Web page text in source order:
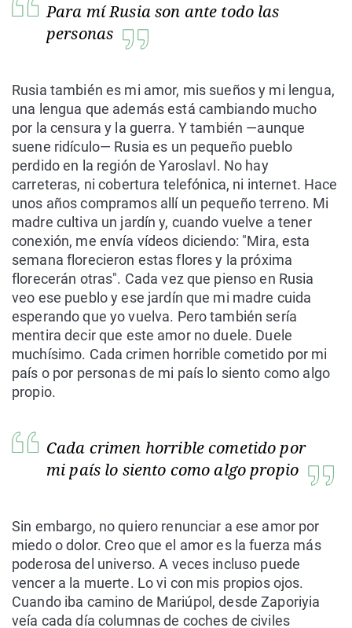
Para mí Rusia son ante todo las
personas
Rusia también es mi amor, mis sueños y mi lengua,
una lengua que además está cambiando mucho
por la censura y la guerra. Y también —aunque
suene ridículo— Rusia es un pequeño pueblo
perdido en la región de Yaroslavl. No hay
carreteras, ni cobertura telefónica, ni internet. Hace
unos años compramos allí un pequeño terreno. Mi
madre cultiva un jardín y, cuando vuelve a tener
conexión, me envía vídeos diciendo: "Mira, esta
semana florecieron estas flores y la próxima
florecerán otras". Cada vez que pienso en Rusia
veo ese pueblo y ese jardín que mi madre cuida
esperando que yo vuelva. Pero también sería
mentira decir que este amor no duele. Duele
muchísimo. Cada crimen horrible cometido por mi
país o por personas de mi país lo siento como algo
propio.
Cada crimen horrible cometido por
mi país lo siento como algo propio
Sin embargo, no quiero renunciar a ese amor por
miedo o dolor. Creo que el amor es la fuerza más
poderosa del universo. A veces incluso puede
vencer a la muerte. Lo vi con mis propios ojos.
Cuando iba camino de Mariúpol, desde Zaporiyia
veía cada día columnas de coches de civiles